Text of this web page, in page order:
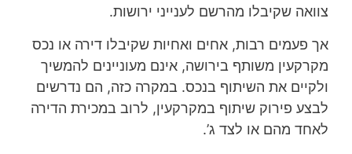
צוואה שקיבלו מהרשם לענייני ירושות.
אך פעמים רבות, אחים ואחיות שקיבלו דירה או נכס
מקרקעין משותף בירושה, אינם מעוניינים להמשיך
ולקיים את השיתוף בנכס. במקרה כזה, הם נדרשים
לבצע פירוק שיתוף במקרקעין, לרוב במכירת הדירה
לאחד מהם או לצד ג’.